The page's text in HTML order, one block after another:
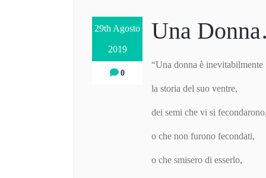
29th Agosto
2019
0
Una
“Una donna è inevitabilmente
la storia del suo ventre,
dei semi che vi si
o che non furono fecondati,
o che smisero di esserlo,